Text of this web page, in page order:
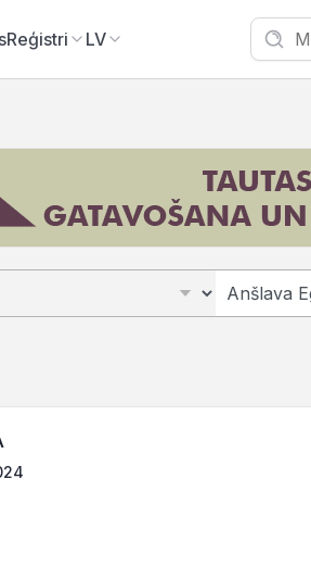
Reģistri LV